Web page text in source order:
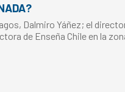
Dalmiro Yáñez; el
de Enseña Chile en la